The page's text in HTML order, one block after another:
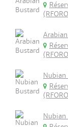
Nubian
Nubian